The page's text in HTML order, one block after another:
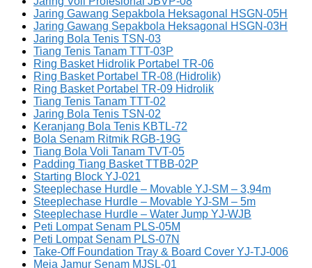
Jaring Gawang Sepakbola Heksagonal HSGN-05H
Jaring Gawang Sepakbola Heksagonal HSGN-03H
Jaring Bola Tenis TSN-03
Tiang Tenis Tanam TTT-03P
Ring Basket Hidrolik Portabel TR-06
Ring Basket Portabel TR-08 (Hidrolik)
Ring Basket Portabel TR-09 Hidrolik
Tiang Tenis Tanam TTT-02
Jaring Bola Tenis TSN-02
Keranjang Bola Tenis KBTL-72
Bola Senam Ritmik RGB-19G
Tiang Bola Voli Tanam TVT-05
Padding Tiang Basket TTBB-02P
Starting Block YJ-021
Steeplechase Hurdle – Movable YJ-SM – 3,94m
Steeplechase Hurdle – Movable YJ-SM – 5m
Steeplechase Hurdle – Water Jump YJ-WJB
Peti Lompat Senam PLS-05M
Peti Lompat Senam PLS-07N
Take-Off Foundation Tray & Board Cover YJ-TJ-006
Meja Jamur Senam MJSL-01